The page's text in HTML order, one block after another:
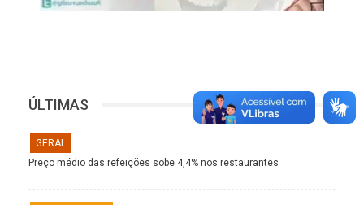
ÚLTIMAS
GERAL
Preço médio das refeições sobe 4,4% nos restaurantes